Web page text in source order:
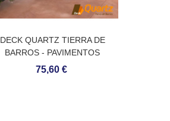
DECK QUARTZ TIERRA DE
BARROS - PAVIMENTOS
CONTÍNUOS DE QUARTZO
75,60 €